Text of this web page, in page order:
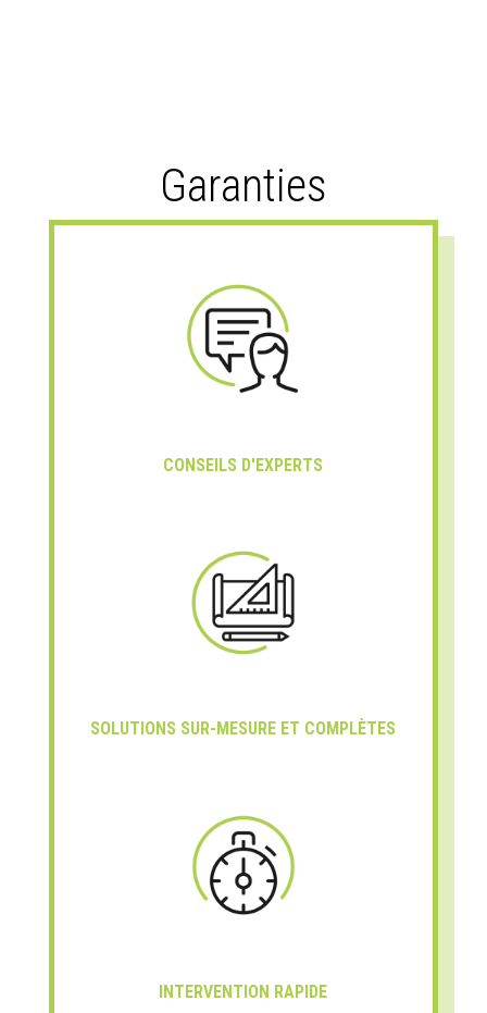
Garanties
CONSEILS D'EXPERTS
SOLUTIONS SUR-MESURE ET COMPLÈTES
INTERVENTION RAPIDE